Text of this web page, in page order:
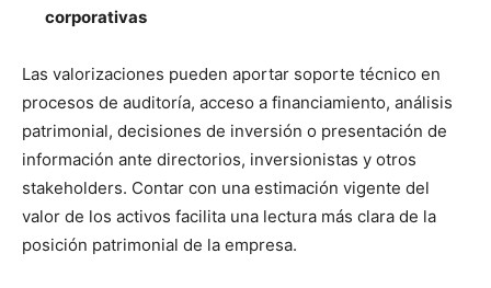
corporativas
Las valorizaciones pueden aportar soporte técnico en
procesos de auditoría, acceso a financiamiento, análisis
patrimonial, decisiones de inversión o presentación de
información ante directorios, inversionistas y otros
stakeholders. Contar con una estimación vigente del
valor de los activos facilita una lectura más clara de la
posición patrimonial de la empresa.